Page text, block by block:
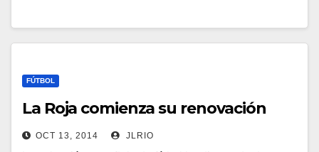
FÚTBOL
La Roja comienza su renovación
OCT 13, 2014 JLRIO